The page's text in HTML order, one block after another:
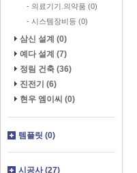
- 의료기기.의약품 (0)
- 시스템장비등 (0)
삼신 설계 (0)
예다 설계 (7)
정림 건축 (36)
진전기 (6)
현우 엠이씨 (0)
템플릿 (0)
시공사 (27)